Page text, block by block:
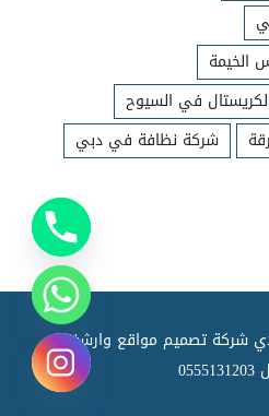
الخيمة
في السيوح
شركة نظافة في دبي
شركة تصميم مواقع وارشفته
0555131203